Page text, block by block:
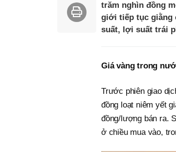
trăm nghìn đồng
giới tiếp tục giằng
suất, lợi suất trái
Giá vàng trong
Trước phiên giao
đồng loạt niêm yết
đồng/lượng bán ra.
ở chiều mua vào,